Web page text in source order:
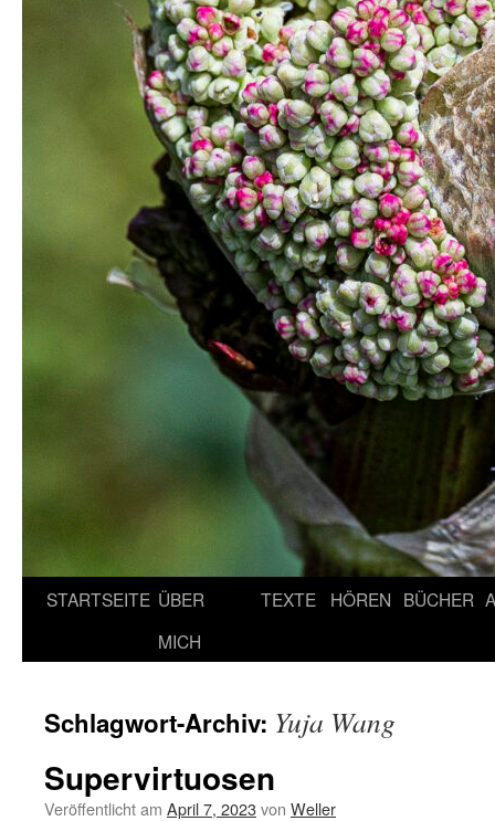
STARTSEITE ÜBER
MICH
TEXTE HÖREN BÜCHER
Schlagwort-Archiv: Yuja Wang
Supervirtuosen
Veröffentlicht am April 7, 2023von Weller